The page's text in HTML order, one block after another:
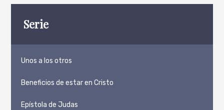
Serie
Unos a los otros
Beneficios de estar en Cristo
Epístola de Judas